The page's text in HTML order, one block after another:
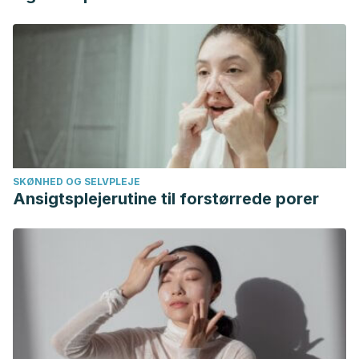
mechanism.
68. https://doi.org/10.1016/j.jep.2015.03.064.
Jalwal, P., Middha, A., & Ramchander, C. (2017). Recent
advances on senna as a laxative: A comprehensive
Journal of Pharmacognosy and Phytochemistry
(62), 349–353. Retrieved from
http://www.phytojournal.com/archives/2017/vol6issue2/PartF/
2-92-932.pdf.
Kregiel D, Pawlikowska E, Antolak H.
Plants with Extraordinary Properties.
Molecules.
2018;23(7):1664. Published 2018 Jul 9.
doi:10.3390/molecules23071664.
Kumar D, et al. (2016). Natural polymers and herbal
medicine based therapy for colonic diseases.
florajournal.com/archives/2016/vol4issue3/PartA/4-6-5-
393.pdf.
SKØNHED OG SELVPLEJE
Ansigtsplejerutine til forstørrede porer